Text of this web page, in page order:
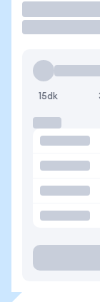
15dk